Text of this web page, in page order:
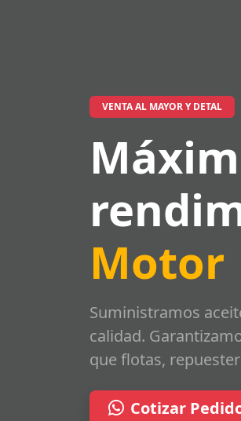
VENTA AL MAYOR Y DETAL
Motor
Suministramos
calidad.
que flotas,
Cotizar